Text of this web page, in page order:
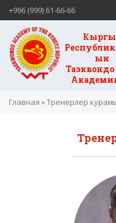
+996 (999) 61-66-66
ын
Главная »Тренерлер